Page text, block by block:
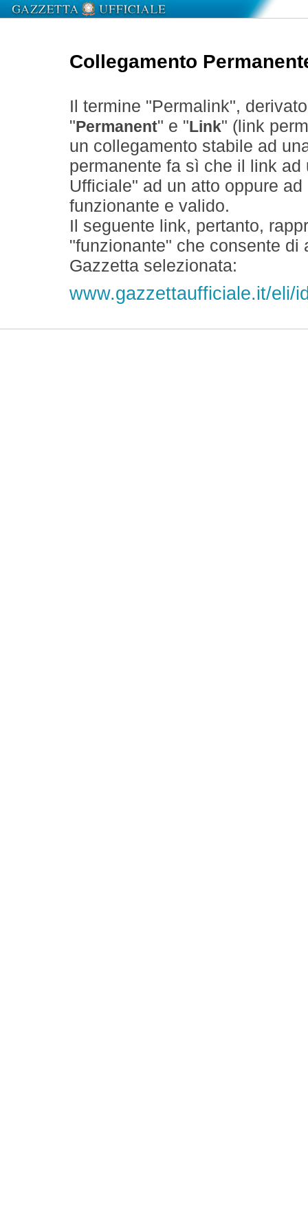
Collegamento
Il termine "Permalink",
" Permanent" e " Link" (link
un collegamento stabile ad
permanente fa sì che il link
Ufficiale" ad un atto oppure
funzionante e valido.
Il seguente link, pertanto,
"funzionante" che consente
Gazzetta selezionata:
www.gazzettaufficiale.it/eli/